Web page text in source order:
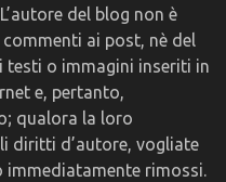
del blog non è
ai post, nè del
testi o immagini inseriti in
e, pertanto,
qualora la loro
diritti d’autore, vogliate
immediatamente rimossi.